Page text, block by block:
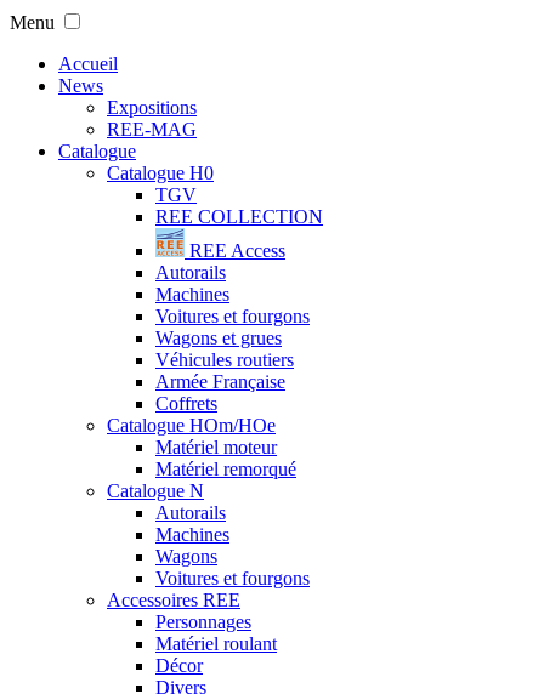
Menu
Accueil
News
Expositions
REE-MAG
Catalogue
Catalogue H0
TGV
REE COLLECTION
REE Access
Autorails
Machines
Voitures et fourgons
Wagons et grues
Véhicules routiers
Armée Française
Coffrets
Catalogue HOm/HOe
Matériel moteur
Matériel remorqué
Catalogue N
Autorails
Machines
Wagons
Voitures et fourgons
Accessoires REE
Personnages
Matériel roulant
Décor
Divers